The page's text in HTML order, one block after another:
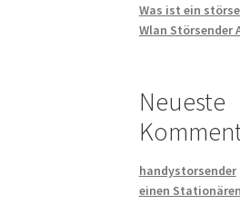
Was ist ein
Wlan Störsender
Neueste
handystorsender
einen